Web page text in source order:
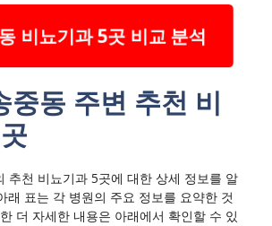
비뇨기과 5곳 비교 분석
중동 주변 추천 비
추천 비뇨기과 5곳에 대한 상세 정보를 알
래 표는 각 병원의 주요 정보를 요약한 것
더 자세한 내용은 아래에서 확인할 수 있